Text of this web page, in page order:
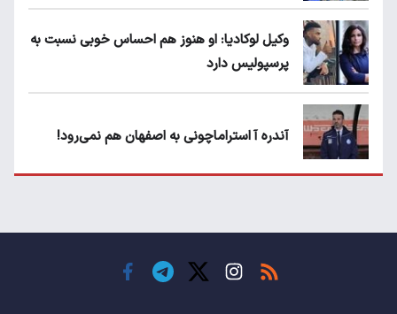
وکیل لوکادیا: او هنوز هم احساس خوبی نسبت به
پرسپولیس دارد
آندره آ استراماچونی به اصفهان هم نمی‌رود!
حسن روی هوا!